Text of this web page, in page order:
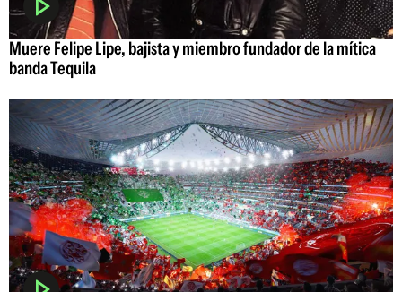
Muere Felipe Lipe, bajista y miembro fundador de la mítica
banda Tequila